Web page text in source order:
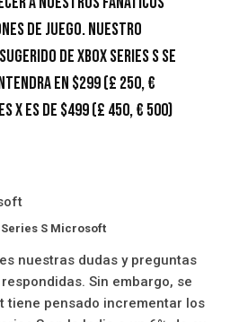
de juego. Nuestro
de Xbox Series S se
en $299 (£ 250, €
X es de $499 (£ 450, € 500)
Series S Microsoft
nuestras dudas y preguntas
Sin embargo, se
tiene pensado incrementar los